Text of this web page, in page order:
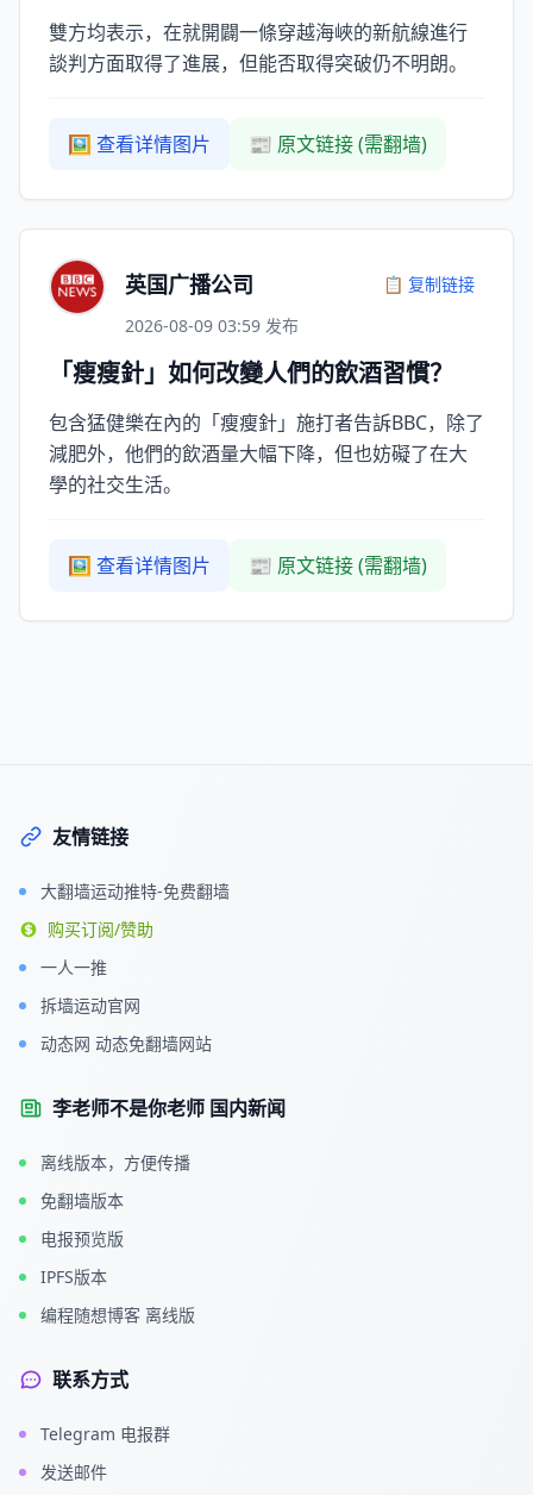
雙方均表示，在就開闢一條穿越海峽的新航線進行
談判方面取得了進展，但能否取得突破仍不明朗。
🖼️ 查看详情图片 📰 原文链接 (需翻墙)
英国广播公司
📋 复制链接
2026-08-09 03:59 发布
「瘦瘦針」如何改變人們的飲酒習慣？
包含猛健樂在內的「瘦瘦針」施打者告訴BBC，除了
減肥外，他們的飲酒量大幅下降，但也妨礙了在大
學的社交生活。
🖼️ 查看详情图片 📰 原文链接 (需翻墙)
友情链接
大翻墙运动推特-免费翻墙
购买订阅/赞助
一人一推
拆墙运动官网
动态网 动态免翻墙网站
李老师不是你老师 国内新闻
离线版本，方便传播
免翻墙版本
电报预览版
IPFS版本
编程随想博客 离线版
联系方式
Telegram 电报群
发送邮件